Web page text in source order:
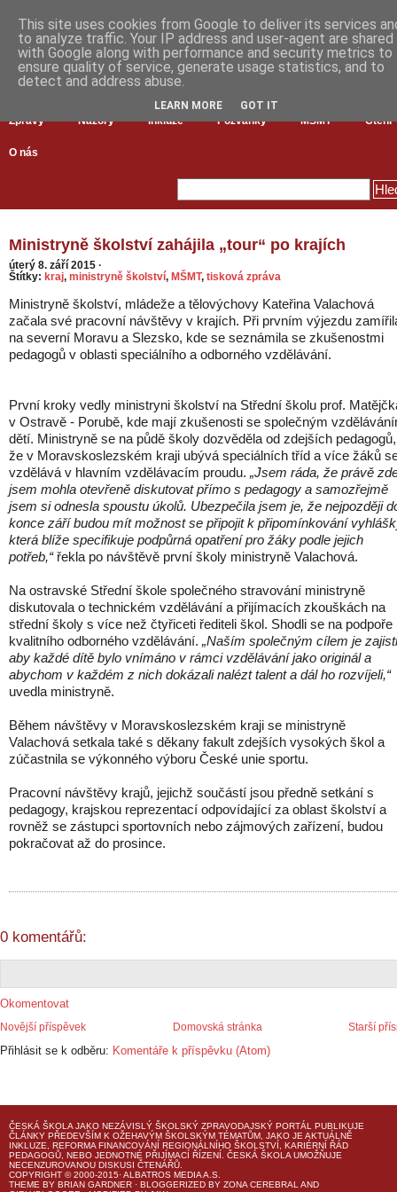
Zprávy Názory Inkluze Pozvánky MŠMT Čtení
O nás
Ministryně školství zahájila „tour“ po krajích
úterý 8. září 2015 ·
Štítky: kraj, ministryně školství, MŠMT, tisková zpráva
Ministryně školství, mládeže a tělovýchovy Kateřina Valachová
začala své pracovní návštěvy v krajích. Při prvním výjezdu
na severní Moravu a Slezsko, kde se seznámila se zkušenostmi
pedagogů v oblasti speciálního a odborného vzdělávání.
První kroky vedly ministryni školství na Střední školu prof.
v Ostravě - Porubě, kde mají zkušenosti se společným
dětí. Ministryně se na půdě školy dozvěděla od zdejších pedagogů,
že v Moravskoslezském kraji ubývá speciálních tříd a více žáků
vzdělává v hlavním vzdělávacím proudu. „Jsem ráda, že právě
jsem mohla otevřeně diskutovat přímo s pedagogy a samozřejmě
jsem si odnesla spoustu úkolů. Ubezpečila jsem je, že nejpozději
konce září budou mít možnost se připojit k připomínkování
která blíže specifikuje podpůrná opatření pro žáky podle jejich
potřeb,“řekla po návštěvě první školy ministryně Valachová.
Na ostravské Střední škole společného stravování ministryně
diskutovala o technickém vzdělávání a přijímacích zkouškách na
střední školy s více než čtyřiceti řediteli škol. Shodli se na podpoře
kvalitního odborného vzdělávání. „Naším společným cílem je
aby každé dítě bylo vnímáno v rámci vzdělávání jako originál a
abychom v každém z nich dokázali nalézt talent a dál ho rozvíjeli,“
uvedla ministryně.
Během návštěvy v Moravskoslezském kraji se ministryně
Valachová setkala také s děkany fakult zdejších vysokých škol a
zúčastnila se výkonného výboru České unie sportu.
Pracovní návštěvy krajů, jejichž součástí jsou předně setkání s
pedagogy, krajskou reprezentací odpovídající za oblast školství a
rovněž se zástupci sportovních nebo zájmových zařízení, budou
pokračovat až do prosince.
0 komentářů:
Okomentovat
Novější příspěvek Starší
Domovská stránka
Přihlásit se k odběru: Komentáře k příspěvku (Atom)
ČESKÁ ŠKOLA JAKO NEZÁVISLÝ ŠKOLSKÝ ZPRAVODAJSKÝ PORTÁL PUBLIKUJE
ČLÁNKY PŘEDEVŠÍM K OŽEHAVÝM ŠKOLSKÝM TÉMATŮM, JAKO JE AKTUÁLNĚ
INKLUZE, REFORMA FINANCOVÁNÍ REGIONÁLNÍHO ŠKOLSTVÍ, KARIÉRNÍ ŘÁD
PEDAGOGŮ, NEBO JEDNOTNÉ PŘIJÍMACÍ ŘÍZENÍ. ČESKÁ ŠKOLA UMOŽŇUJE
NECENZUROVANOU DISKUSI ČTENÁŘŮ.
COPYRIGHT © 2000-2015· ALBATROS MEDIA A.S.
THEME BY BRIAN GARDNER · BLOGGERIZED BY ZONA CEREBRAL AND
This site uses cookies from Google to deliver its services
to analyze traffic. Your IP address and user-agent are shared
with Google along with performance and security metrics to
ensure quality of service, generate usage statistics, and to
detect and address abuse.
LEARN MORE GOT IT